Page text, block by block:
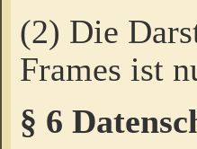
(2) Die
Frames ist
§ 6